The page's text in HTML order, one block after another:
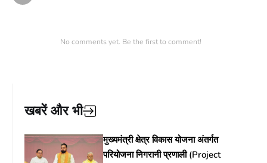
No comments yet. Be the first to comment!
खबरें और भी
मुख्यमंत्री क्षेत्र विकास योजना अंतर्गत
परियोजना निगरानी प्रणाली (Project